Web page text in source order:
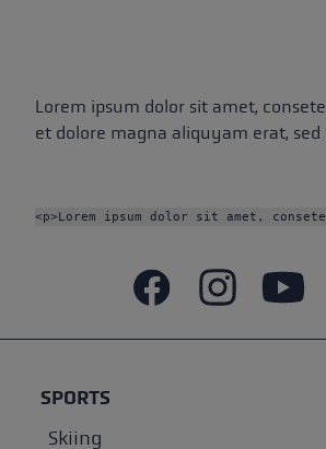
Lorem ipsum dolor sit amet,
et dolore magna aliquyam erat,
<p>Lorem ipsum dolor sit amet,
SPORTS
Skiing